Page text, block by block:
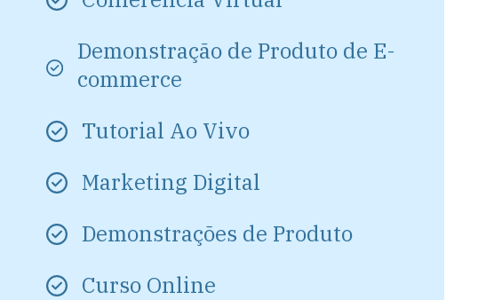
Demonstração de Produto de E-
commerce
Tutorial Ao Vivo
Marketing Digital
Demonstrações de Produto
Curso Online